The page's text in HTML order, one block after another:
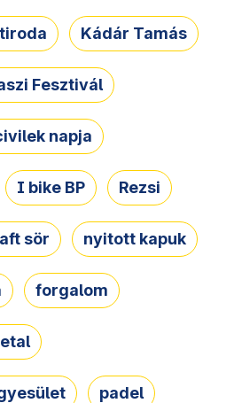
Kádár Tamás
Fesztivál
napja
I bike BP Rezsi
sör nyitott kapuk
forgalom
padel